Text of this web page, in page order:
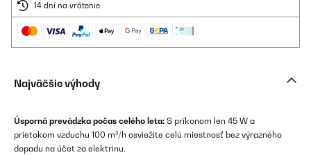
14 dní na vrátenie
Najväčšie výhody
Úsporná prevádzka počas celého leta: S príkonom len 45 W a
prietokom vzduchu 100 m³/h osviežite celú miestnosť bez výrazného
dopadu na účet za elektrinu.